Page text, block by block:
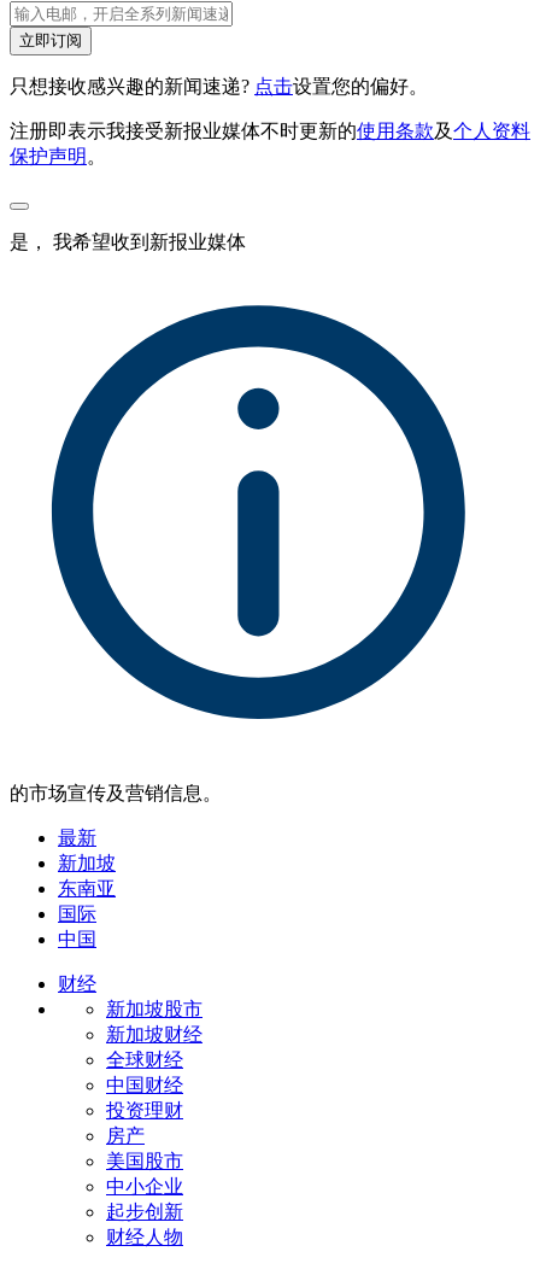
立即订阅
只想接收感兴趣的新闻速递? 点击设置您的偏好。
注册即表示我接受新报业媒体不时更新的使用条款及个人资料
保护声明 。
是， 我希望收到新报业媒体
的市场宣传及营销信息。
最新
新加坡
东南亚
国际
中国
财经
新加坡股市
新加坡财经
全球财经
中国财经
投资理财
房产
美国股市
中小企业
起步创新
财经人物